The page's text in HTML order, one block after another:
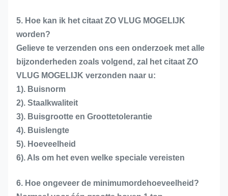
5. Hoe kan ik het citaat ZO VLUG MOGELIJK
worden?
Gelieve te verzenden ons een onderzoek met alle
bijzonderheden zoals volgend, zal het citaat ZO
VLUG MOGELIJK verzonden naar u:
1). Buisnorm
2). Staalkwaliteit
3). Buisgrootte en Groottetolerantie
4). Buislengte
5). Hoeveelheid
6). Als om het even welke speciale vereisten
6. Hoe ongeveer de minimumordehoeveelheid?